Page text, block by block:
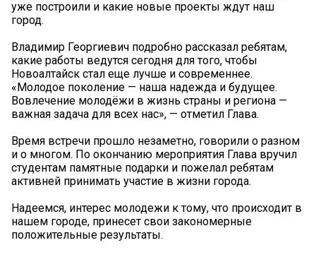
уже построили и какие новые проекты ждут наш
город.️
Владимир Георгиевич подробно рассказал ребятам,
какие работы ведутся сегодня для того, чтобы
Новоалтайск стал еще лучше и современнее.
«Молодое поколение — наша надежда и будущее.
Вовлечение молодёжи в жизнь страны и региона —
важная задача для всех нас», — отметил Глава.
Время встречи прошло незаметно, говорили о разном
и о многом. По окончанию мероприятия Глава вручил
студентам памятные подарки и пожелал ребятам
активней принимать участие в жизни города.
Надеемся, интерес молодежи к тому, что происходит в
нашем городе, принесет свои закономерные
положительные результаты.